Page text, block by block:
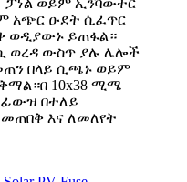
ፓነል ወይም ኢንቫውተር
አጭር ዑደት ሲፈጥር
ወዲያውኑ ይጠፋል።
ወረዳ ውስጥ ያሉ ሌሎች
በላይ ሲጫኑ ወይም
10x38 ሚሜ
ፊውዝ በተለይ
እና ለመለየት